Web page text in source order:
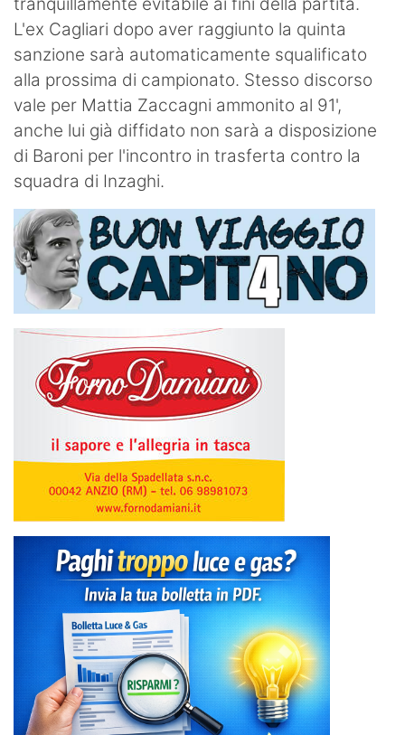
L'ex Cagliari dopo aver raggiunto la quinta
sanzione sarà automaticamente squalificato
alla prossima di campionato. Stesso discorso
vale per Mattia Zaccagni ammonito al 91',
anche lui già diffidato non sarà a disposizione
di Baroni per l'incontro in trasferta contro la
squadra di Inzaghi.